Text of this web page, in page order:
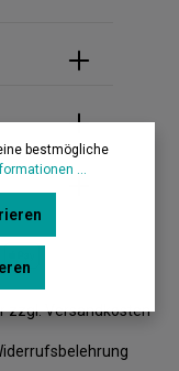
zzgl. Versandkosten
bestmögliche
...